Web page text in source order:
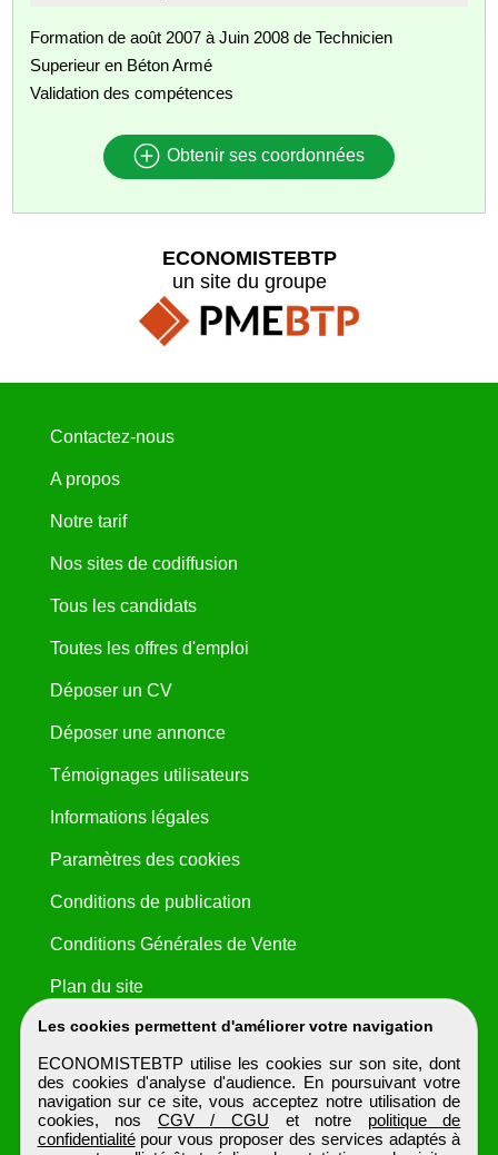
Formation de août 2007 à Juin 2008 de Technicien
Superieur en Béton Armé
Validation des compétences
Obtenir ses coordonnées
Les cookies permettent d'améliorer votre navigation
ECONOMISTEBTP utilise les cookies sur son site, dont
des cookies d'analyse d'audience. En poursuivant votre
navigation sur ce site, vous acceptez notre utilisation de
cookies, nos CGV / CGU et notre politique de
confidentialitépour vous proposer des services adaptés à
ECONOMISTEBTP
un site du groupe
Contactez-nous
A propos
Notre tarif
Nos sites de codiffusion
Tous les candidats
Toutes les offres d'emploi
Déposer un CV
Déposer une annonce
Témoignages utilisateurs
Informations légales
Paramètres des cookies
Conditions de publication
Conditions Générales de Vente
Plan du site